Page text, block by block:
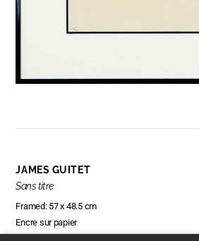
JAMES GUITET
Sans titre
Framed: 57 x 48.5 cm
Encre sur papier